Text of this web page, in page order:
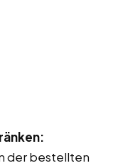
der bestellten